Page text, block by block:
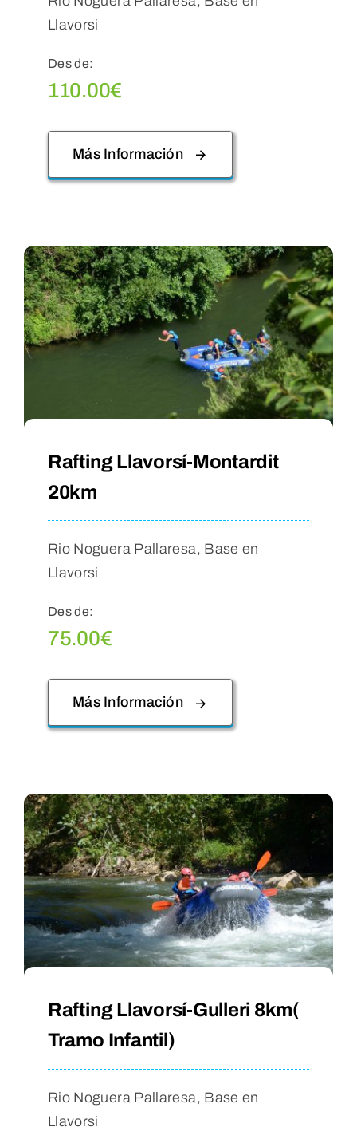
Llavorsi
Des de:
110.00€
Más Información
Rafting Llavorsí-Montardit
20km
Rio Noguera Pallaresa, Base en
Llavorsi
Des de:
75.00€
Más Información
Rafting Llavorsí-Gulleri 8km(
Tramo Infantil)
Rio Noguera Pallaresa, Base en
Llavorsi